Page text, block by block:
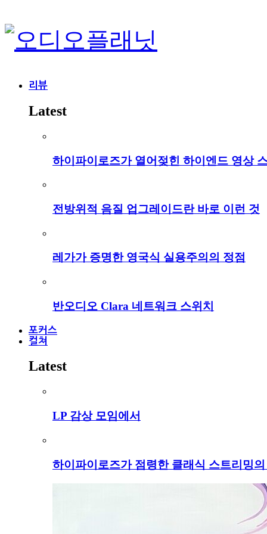
리뷰
Latest
하이파이로즈가 열어젖힌 하이엔드 영상
전방위적 음질 업그레이드란 바로 이런 것
레가가 증명한 영국식 실용주의의 정점
반오디오 Clara 네트워크 스위치
포커스
컬쳐
Latest
LP 감상 모임에서
하이파이로즈가 점령한 클래식 스트리밍